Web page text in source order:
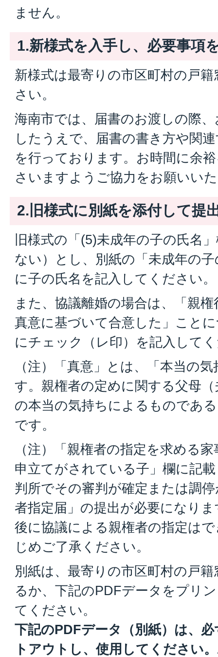
ません。
1.新様式を入手し、必要事項
新様式は最寄りの市区町村の戸
さい。
海南市では、届書のお渡しの際
したうえで、届書の書き方や関
を行っております。お時間に余
さいますようご協力をお願いい
2.旧様式に別紙を添付して提
旧様式の「(5)未成年の子の氏名
ない）とし、別紙の「未成年の
に子の氏名を記入してください。
また、協議離婚の場合は、「親
真意に基づいて合意した」こと
にチェック（レ印）を記入して
（注）「真意」とは、「本当の
す。親権者の定めに関する父母
の本当の気持ちによるものであ
です。
（注）「親権者の指定を求める
申立てがされている子」欄に記
判所でその審判が確定または調
者指定届」の提出が必要になり
後に協議による親権者の指定は
じめご了承ください。
別紙は、最寄りの市区町村の戸
るか、下記のPDFデータをプリ
てください。
下記のPDFデータ（別紙）は、
トアウトし、使用してください